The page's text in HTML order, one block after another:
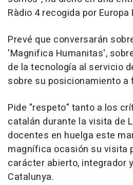
Ràdio 4 recogida por Europa
Prevé que conversarán
'Magnifica Humanitas',
de la tecnología al servicio
sobre su posicionamiento a
Pide "respeto" tanto a los
catalán durante la visita de
docentes en huelga este
magnífica ocasión su visita
carácter abierto, integrador
Catalunya.